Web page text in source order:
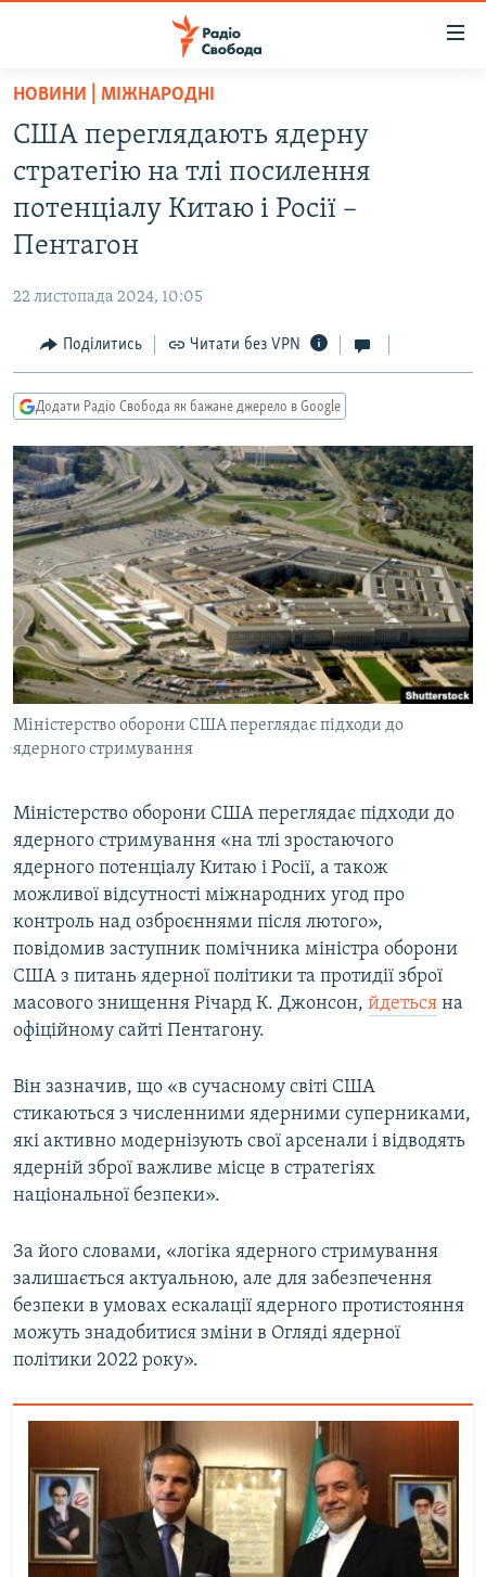
Перейти
основного
матеріалу
Перейти
до
основної
Перейти
пошуку
ВСЕ ЗА ДОБУ
СТАТТІ
КУЛЬТУРА
СПОРТ
СВІТ
ВІЙНА
ДОНБАС.РЕАЛІЇ
КРИМ.РЕАЛІЇ
ТИ ЯК?
ПРИАЗОВ’Я
КИТАЙ.ВИКЛИКИ
МУЛЬТИМЕДІА
ФОТО
СПЕЦПРОЄКТИ
ПОДКАСТИ
КРИМ РЕАЛІЇ
РУС
ДОЛУЧАЙСЯ!
Усі сайти RFE/RL
НОВИНИ | МІЖНАРОДНІ
США переглядають ядерну
стратегію на тлі посилення
потенціалу Китаю і Росії –
Пентагон
22 листопада 2024, 10:05
Поділитись Читати без VPN
Додати Радіо Свобода як бажане джерело в Google
Міністерство оборони США переглядає підходи до
ядерного стримування
Міністерство оборони США переглядає підходи до
ядерного стримування «на тлі зростаючого
ядерного потенціалу Китаю і Росії, а також
можливої відсутності міжнародних угод про
контроль над озброєннями після лютого»,
повідомив заступник помічника міністра оборони
США з питань ядерної політики та протидії зброї
масового знищення Річард К. Джонсон, йдеться на
офіційному сайті Пентагону.
Він зазначив, що «в сучасному світі США
стикаються з численними ядерними суперниками,
які активно модернізують свої арсенали і відводять
ядерній зброї важливе місце в стратегіях
національної безпеки».
За його словами, «логіка ядерного стримування
залишається актуальною, але для забезпечення
безпеки в умовах ескалації ядерного протистояння
можуть знадобитися зміни в Огляді ядерної
політики 2022 року».